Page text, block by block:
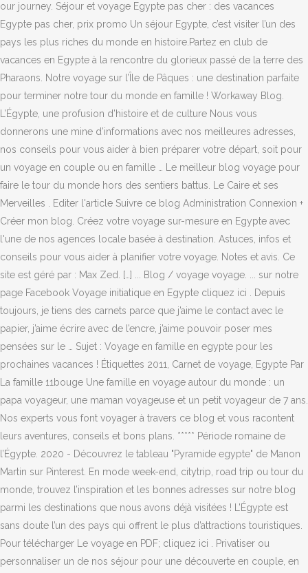
our journey. Séjour et voyage Egypte pas cher : des vacances
Egypte pas cher, prix promo Un séjour Egypte, c’est visiter l’un des
pays les plus riches du monde en histoire.Partez en club de
vacances en Egypte à la rencontre du glorieux passé de la terre des
Pharaons. Notre voyage sur l’Île de Pâques : une destination parfaite
pour terminer notre tour du monde en famille ! Workaway Blog.
L’Égypte, une profusion d’histoire et de culture Nous vous
donnerons une mine d’informations avec nos meilleures adresses,
nos conseils pour vous aider à bien préparer votre départ, soit pour
un voyage en couple ou en famille … Le meilleur blog voyage pour
faire le tour du monde hors des sentiers battus. Le Caire et ses
Merveilles . Editer l'article Suivre ce blog Administration Connexion +
Créer mon blog. Créez votre voyage sur-mesure en Egypte avec
l'une de nos agences locale basée à destination. Astuces, infos et
conseils pour vous aider à planifier votre voyage. Notes et avis. Ce
site est géré par : Max Zed. […] ... Blog / voyage voyage. ... sur notre
page Facebook Voyage initiatique en Egypte cliquez ici . Depuis
toujours, je tiens des carnets parce que j’aime le contact avec le
papier, j’aime écrire avec de l’encre, j’aime pouvoir poser mes
pensées sur le … Sujet : Voyage en famille en egypte pour les
prochaines vacances ! Étiquettes 2011, Carnet de voyage, Egypte Par
La famille 11bouge Une famille en voyage autour du monde : un
papa voyageur, une maman voyageuse et un petit voyageur de 7 ans.
Nos experts vous font voyager à travers ce blog et vous racontent
leurs aventures, conseils et bons plans. ***** Période romaine de
l’Égypte. 2020 - Découvrez le tableau "Pyramide egypte" de Manon
Martin sur Pinterest. En mode week-end, citytrip, road trip ou tour du
monde, trouvez l’inspiration et les bonnes adresses sur notre blog
parmi les destinations que nous avons déjà visitées ! L’Égypte est
sans doute l’un des pays qui offrent le plus d’attractions touristiques.
Pour télécharger Le voyage en PDF; cliquez ici . Privatiser ou
personnaliser un de nos séjour pour une découverte en couple, en